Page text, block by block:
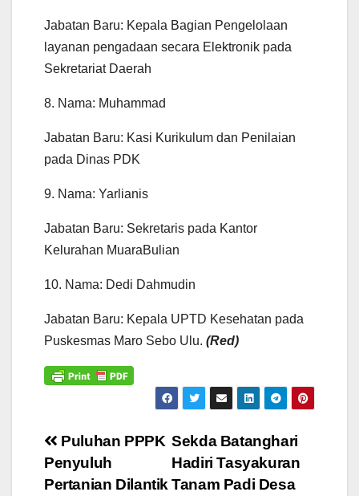
Jabatan Baru: Kepala Bagian Pengelolaan
layanan pengadaan secara Elektronik pada
Sekretariat Daerah
8. Nama: Muhammad
Jabatan Baru: Kasi Kurikulum dan Penilaian
pada Dinas PDK
9. Nama: Yarlianis
Jabatan Baru: Sekretaris pada Kantor
Kelurahan MuaraBulian
10. Nama: Dedi Dahmudin
Jabatan Baru: Kepala UPTD Kesehatan pada
Puskesmas Maro Sebo Ulu. (Red)
Navigasi
pos
Sekda Batanghari
Hadiri Tasyakuran
Tanam Padi Desa
Puluhan PPPK
Penyuluh
Pertanian Dilantik